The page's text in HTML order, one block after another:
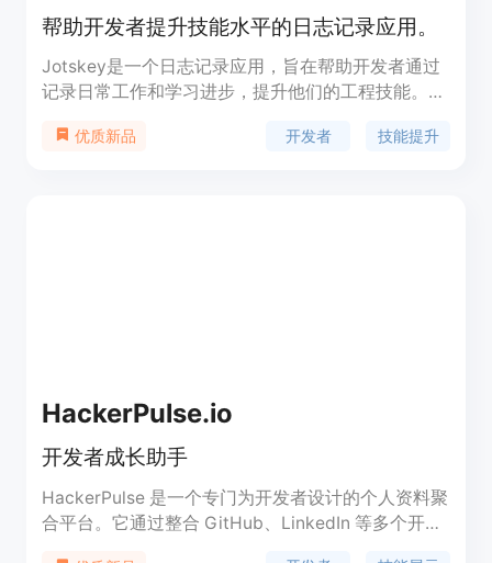
帮助开发者提升技能水平的日志记录应用。
Jotskey是一个日志记录应用，旨在帮助开发者通过
记录日常工作和学习进步，提升他们的工程技能。其
理、问题解决、成就追踪等，以便更快速地成长和提
优质新品 开发者 技能提升
HackerPulse.io
开发者成长助手
HackerPulse 是一个专门为开发者设计的个人资料聚
合平台。它通过整合 GitHub、LinkedIn 等多个开发